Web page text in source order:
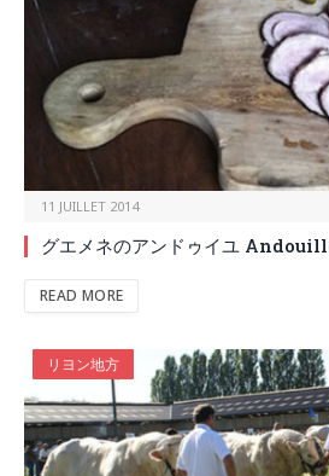
11 JUILLET 2014
グエメネのアンドゥイユ
READ MORE
リヨン地方